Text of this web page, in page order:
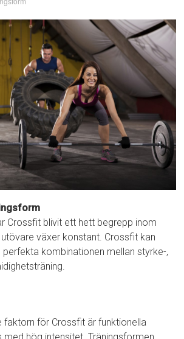
Crossfit blivit ett hett begrepp inom
växer konstant. Crossfit kan
kombinationen mellan styrke-,
faktorn för Crossfit är funktionella